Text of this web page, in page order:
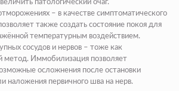
патологический очаг.
– в качестве симптоматического
также создать состояние покоя для
температурным воздействием.
сосудов и нервов – тоже как
метод. Иммобилизация позволяет
осложнения после остановки
наложения первичного шва на нерв.